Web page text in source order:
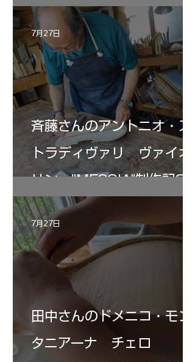
斉藤さんのアントニオ・ス
トラディヴァリ ヴァイオ
リン ”MESSIA"制作記33
7月27日
田中さんのドメニコ・モン
タニアーナ チェロ
7月27日